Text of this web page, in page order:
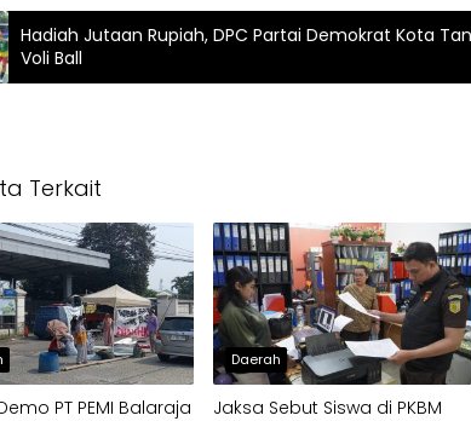
Hadiah Jutaan Rupiah, DPC Partai Demokrat Kota
Voli Ball
Terkait
PT PEMI Balaraja
Daerah
Jaksa Sebut Siswa di PKBM